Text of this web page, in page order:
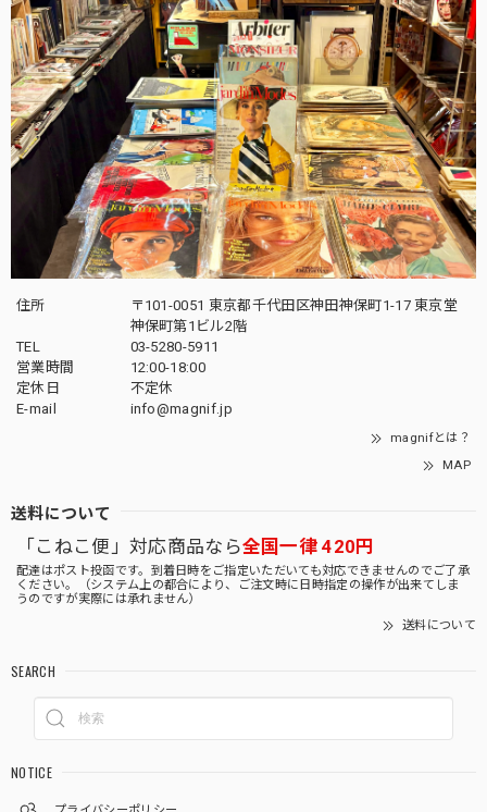
住所
〒101-0051 東京都千代田区神田神保町1-17 東京堂
神保町第1ビル2階
TEL
03-5280-5911
営業時間
12:00-18:00
定休日
不定休
E-mail
info@magnif.jp
magnifとは？
MAP
送料について
「こねこ便」対応商品なら全国一律 420円
配達はポスト投函です。到着日時をご指定いただいても対応できませんのでご了承
ください。（システム上の都合により、ご注文時に日時指定の操作が出来てしま
うのですが実際には承れません）
送料について
SEARCH
NOTICE